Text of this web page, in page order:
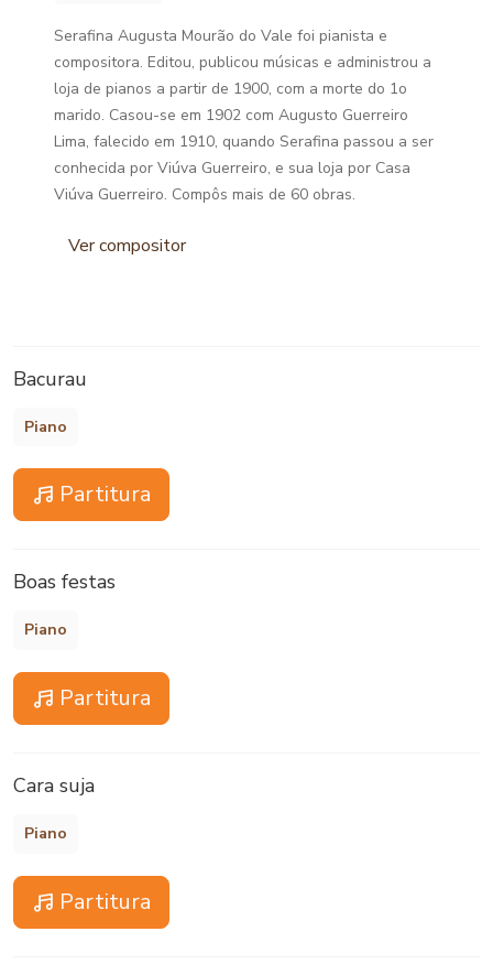
Serafina Augusta Mourão do Vale foi pianista e
compositora. Editou, publicou músicas e administrou a
loja de pianos a partir de 1900, com a morte do 1o
marido. Casou-se em 1902 com Augusto Guerreiro
Lima, falecido em 1910, quando Serafina passou a ser
conhecida por Viúva Guerreiro, e sua loja por Casa
Viúva Guerreiro. Compôs mais de 60 obras.
Ver compositor
Bacurau
Piano
Partitura
Boas festas
Piano
Partitura
Cara suja
Piano
Partitura